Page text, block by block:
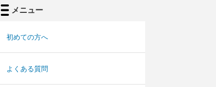
メニュー
初めての方へ
よくある質問